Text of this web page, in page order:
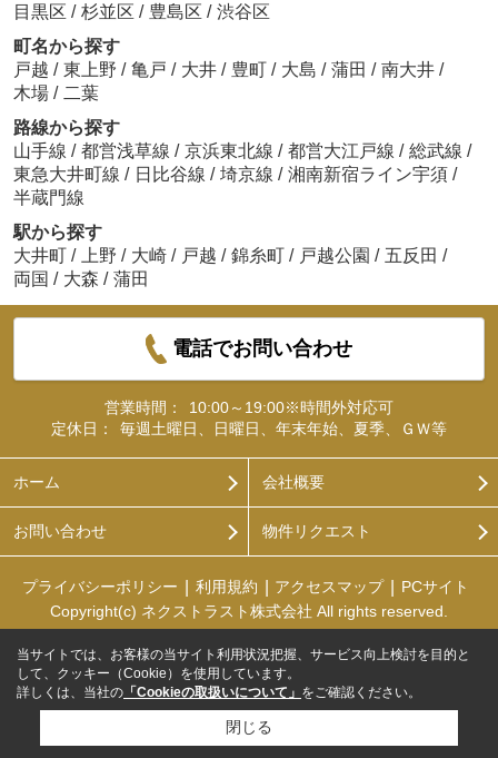
目黒区 / 杉並区 / 豊島区 / 渋谷区
町名から探す
戸越 / 東上野 / 亀戸 / 大井 / 豊町 / 大島 / 蒲田 / 南大井 /
木場 / 二葉
路線から探す
山手線 / 都営浅草線 / 京浜東北線 / 都営大江戸線 / 総武線 /
東急大井町線 / 日比谷線 / 埼京線 / 湘南新宿ライン宇須 /
半蔵門線
駅から探す
大井町 / 上野 / 大崎 / 戸越 / 錦糸町 / 戸越公園 / 五反田 /
両国 / 大森 / 蒲田
電話でお問い合わせ
営業時間：
10:00～19:00※時間外対応可
定休日：
毎週土曜日、日曜日、年末年始、夏季、ＧＷ等
ホーム 会社概要
お問い合わせ 物件リクエスト
プライバシーポリシー 利用規約 アクセスマップ
PCサイト
Copyright(c) ネクストラスト株式会社 All rights reserved.
当サイトでは、お客様の当サイト利用状況把握、サービス向上検討を目的と
して、クッキー（Cookie）を使用しています。
詳しくは、当社の 「Cookieの取扱いについて」 をご確認ください。
閉じる